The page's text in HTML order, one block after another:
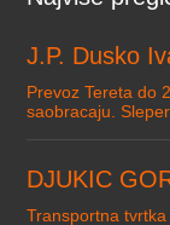
J.P. Dusko
Prevoz Tereta do
saobracaju.
DJUKIC
Transportna